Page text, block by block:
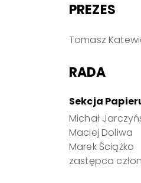
PREZES
Tomasz
RADA
Sekcja
Michał
Maciej Doliwa
Marek Ściążko
zastępca